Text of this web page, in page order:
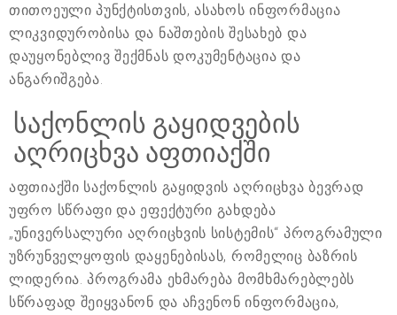
თითოეული პუნქტისთვის, ასახოს ინფორმაცია
ლიკვიდურობისა და ნაშთების შესახებ და
დაუყონებლივ შექმნას დოკუმენტაცია და
ანგარიშგება.
საქონლის გაყიდვების
აღრიცხვა აფთიაქში
აფთიაქში საქონლის გაყიდვის აღრიცხვა ბევრად
უფრო სწრაფი და ეფექტური გახდება
„უნივერსალური აღრიცხვის სისტემის“ პროგრამული
უზრუნველყოფის დაყენებისას, რომელიც ბაზრის
ლიდერია. პროგრამა ეხმარება მომხმარებლებს
სწრაფად შეიყვანონ და აჩვენონ ინფორმაცია,